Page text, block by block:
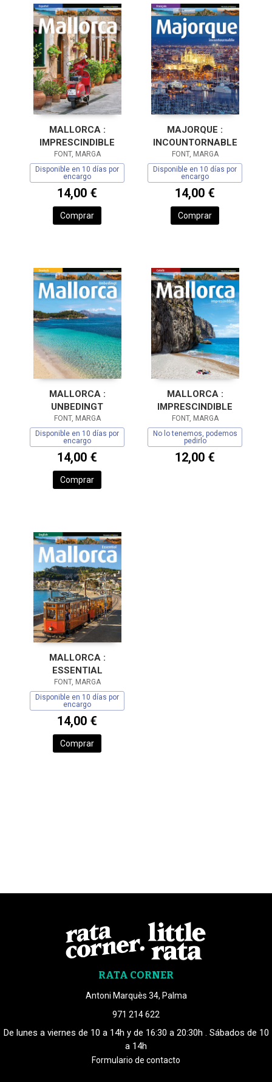
MALLORCA :
IMPRESCINDIBLE
FONT, MARGA
Disponible en 10 días por
encargo
14,00 €
Comprar
MAJORQUE :
INCOUNTORNABLE
FONT, MARGA
Disponible en 10 días por
encargo
14,00 €
Comprar
MALLORCA :
UNBEDINGT
FONT, MARGA
Disponible en 10 días por
encargo
14,00 €
Comprar
MALLORCA :
IMPRESCINDIBLE
FONT, MARGA
No lo tenemos, podemos
pedirlo
12,00 €
MALLORCA :
ESSENTIAL
FONT, MARGA
Disponible en 10 días por
encargo
14,00 €
Comprar
RATA CORNER
Antoni Marquès 34, Palma
971 214 622
De lunes a viernes de 10 a 14h y de 16:30 a 20:30h . Sábados de 10
a 14h
Formulario de contacto